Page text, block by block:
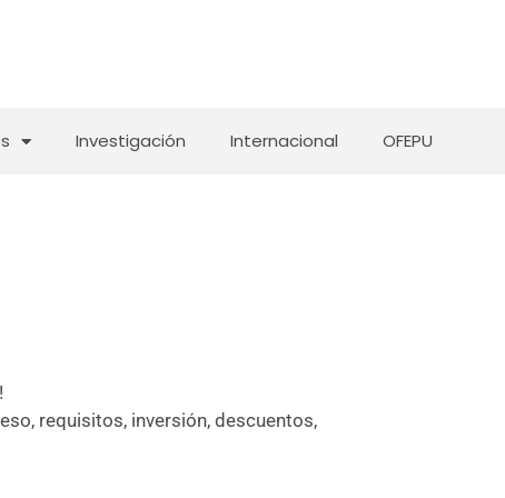
Investigación Internacional OFEPU
requisitos, inversión, descuentos,